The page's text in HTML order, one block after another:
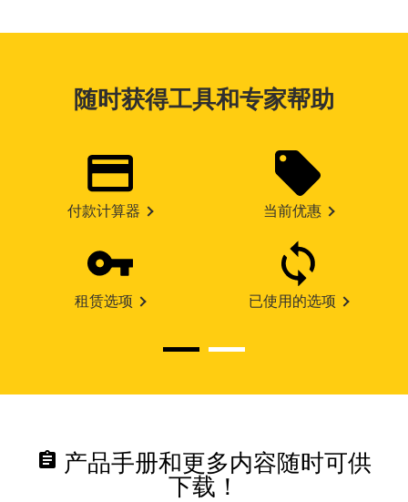
随时获得工具和专家帮助
付款计算器 当前优惠
租赁选项 已使用的选项
assignment 产品手册和更多内容随时可供
下载！